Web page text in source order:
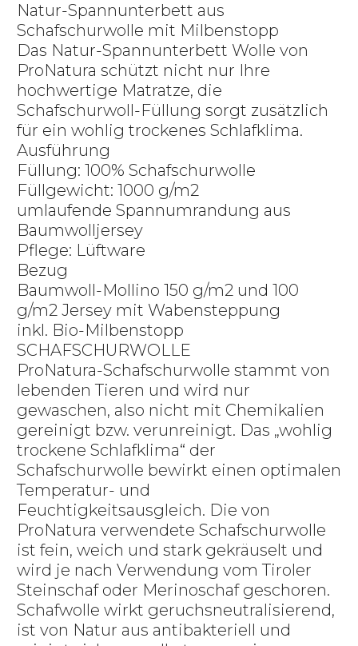
Natur-Spannunterbett aus
Schafschurwolle mit Milbenstopp
Das Natur-Spannunterbett Wolle von
ProNatura schützt nicht nur Ihre
hochwertige Matratze, die
Schafschurwoll-Füllung sorgt zusätzlich
für ein wohlig trockenes Schlafklima.
Ausführung
Füllung: 100% Schafschurwolle
Füllgewicht: 1000 g/m2
umlaufende Spannumrandung aus
Baumwolljersey
Pflege: Lüftware
Bezug
Baumwoll-Mollino 150 g/m2 und 100
g/m2 Jersey mit Wabensteppung
inkl. Bio-Milbenstopp
SCHAFSCHURWOLLE
ProNatura-Schafschurwolle stammt von
lebenden Tieren und wird nur
gewaschen, also nicht mit Chemikalien
gereinigt bzw. verunreinigt. Das „wohlig
trockene Schlafklima“ der
Schafschurwolle bewirkt einen optimalen
Temperatur- und
Feuchtigkeitsausgleich. Die von
ProNatura verwendete Schafschurwolle
ist fein, weich und stark gekräuselt und
wird je nach Verwendung vom Tiroler
Steinschaf oder Merinoschaf geschoren.
Schafwolle wirkt geruchsneutralisierend,
ist von Natur aus antibakteriell und